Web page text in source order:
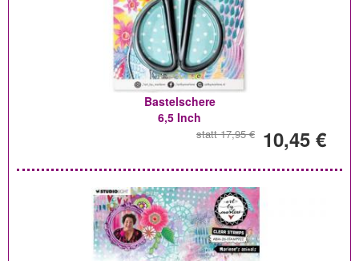
Bastelschere
6,5 Inch
10,45 €
statt 17,95 €